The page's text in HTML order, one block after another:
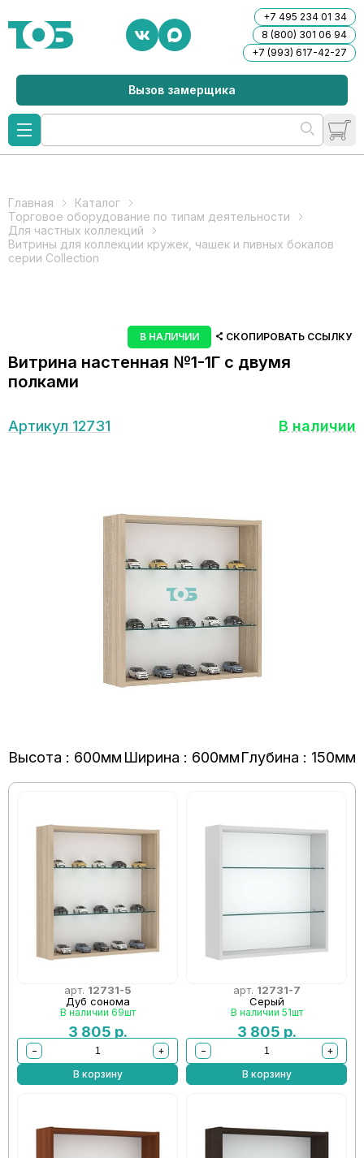
+7 495 234 01 34
8 (800) 301 06 94
+7 (993) 617-42-27
Вызов замерщика
Главная
Каталог
Торговое оборудование по типам деятельности
Для частных коллекций
Витрины для коллекции кружек, чашек и пивных бокалов
серии Collection
В НАЛИЧИИ СКОПИРОВАТЬ ССЫЛКУ
Витрина настенная №1-1Г с двумя
полками
Артикул 12731 В наличии
Высота : 600мм Ширина : 600ммГлубина : 150мм
арт. 12731-5
Дуб сонома
В наличии 69шт
3 805 р.
−
+
В корзину
арт. 12731-7
Серый
В наличии 51шт
3 805 р.
−
+
В корзину